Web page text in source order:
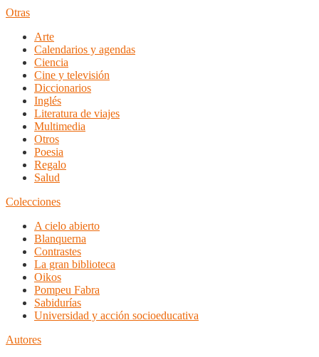
Otras
Arte
Calendarios y agendas
Ciencia
Cine y televisión
Diccionarios
Inglés
Literatura de viajes
Multimedia
Otros
Poesia
Regalo
Salud
Colecciones
A cielo abierto
Blanquerna
Contrastes
La gran biblioteca
Oikos
Pompeu Fabra
Sabidurías
Universidad y acción socioeducativa
Autores